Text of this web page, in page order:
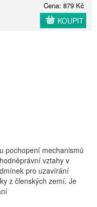
Cena: 879 Kč
KOUPIT
pochopení mechanismů
vztahy v
pro uzavírání
z členských zemí. Je